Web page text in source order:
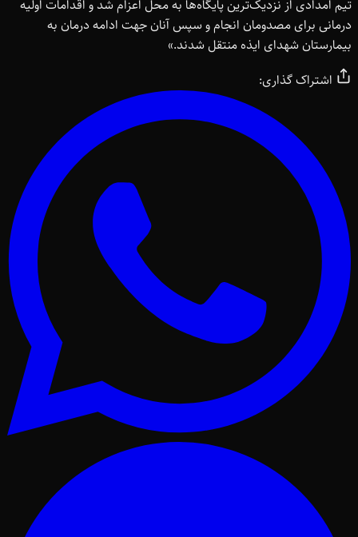
تیم امدادی از نزدیک‌ترین پایگاه‌ها به محل اعزام شد و اقدامات اولیه
درمانی برای مصدومان انجام و سپس آنان جهت ادامه درمان به
بیمارستان شهدای ایذه منتقل شدند.»
اشتراک گذاری: